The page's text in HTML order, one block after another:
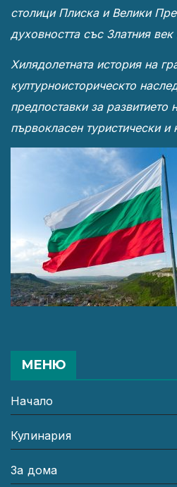
столици Плиска и Велики
духовността със Златния
Хилядолетната история на
културноисторическто
предпоставки за
първокласен туристически и
МЕНЮ
Начало
Кулинария
За дома